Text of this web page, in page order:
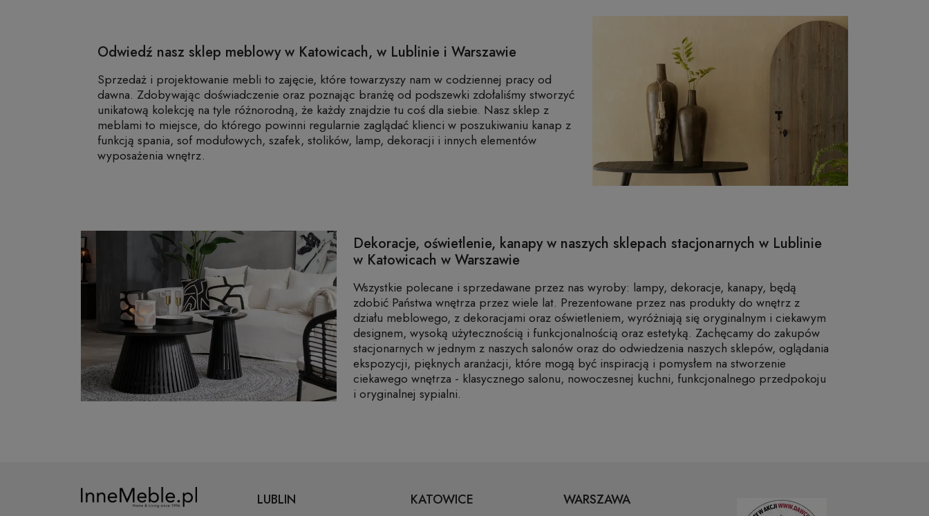
Odwiedź nasz sklep meblowy w Katowicach, w Lublinie i Warszawie
Sprzedaż i projektowanie mebli to zajęcie, które towarzyszy nam w codziennej pracy od
dawna. Zdobywając doświadczenie oraz poznając branżę od podszewki zdołaliśmy stworzyć
unikatową kolekcję na tyle różnorodną, że każdy znajdzie tu coś dla siebie. Nasz sklep z
meblami to miejsce, do którego powinni regularnie zaglądać klienci w poszukiwaniu kanap z
funkcją spania, sof modułowych, szafek, stolików, lamp, dekoracji i innych elementów
wyposażenia wnętrz.
Dekoracje, oświetlenie, kanapy w naszych sklepach stacjonarnych w Lublinie
w Katowicach w Warszawie
Wszystkie polecane i sprzedawane przez nas wyroby: lampy, dekoracje, kanapy, będą
zdobić Państwa wnętrza przez wiele lat. Prezentowane przez nas produkty do wnętrz z
działu meblowego, z dekoracjami oraz oświetleniem, wyróżniają się oryginalnym i ciekawym
designem, wysoką użytecznością i funkcjonalnością oraz estetyką. Zachęcamy do zakupów
stacjonarnych w jednym z naszych salonów oraz do odwiedzenia naszych sklepów, oglądania
ekspozycji, pięknych aranżacji, które mogą być inspiracją i pomysłem na stworzenie
ciekawego wnętrza - klasycznego salonu, nowoczesnej kuchni, funkcjonalnego przedpokoju
i oryginalnej sypialni.
LUBLIN KATOWICE WARSZAWA